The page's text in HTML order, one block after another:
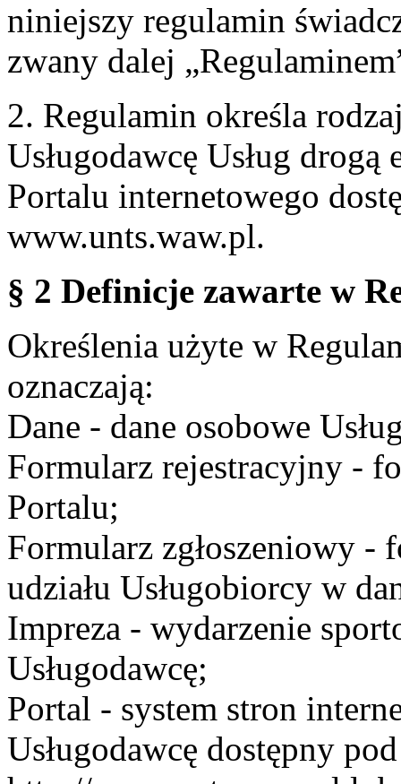
niniejszy regulamin
zwany dalej
2. Regulamin określa
Usługodawcę Usług
Portalu internetowego
www.unts.waw.pl.
§ 2 Definicje zawarte w
Określenia użyte w
oznaczają:
Dane - dane osobowe
Formularz rejestracyjny -
Portalu;
Formularz zgłoszeniowy -
udziału Usługobiorcy w
Impreza - wydarzenie
Usługodawcę;
Portal - system stron
Usługodawcę dostępny